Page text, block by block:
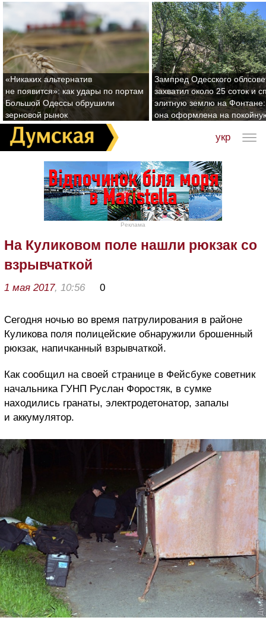
«Никаких альтернатив
не появится»: как удары по портам
Большой Одессы обрушили
зерновой рынок
Зампред Одесского
захватил около 25 соток и
элитную землю на Фонтане:
она оформлена на
укр
Реклама
На Куликовом поле нашли рюкзак со
взрывчаткой
1 мая 2017, 10:56 0
Сегодня ночью во время патрулирования в районе
Куликова поля полицейские обнаружили брошенный
рюкзак, напичканный взрывчаткой.
Как сообщил на своей странице в Фейсбуке советник
начальника ГУНП Руслан Форостяк, в сумке
находились гранаты, электродетонатор, запалы
и аккумулятор.